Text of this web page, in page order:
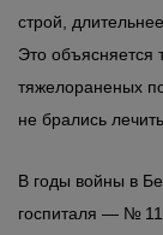
строй,
Это объясняется
тяжелораненых
не брались
В годы войны в
госпиталя — №